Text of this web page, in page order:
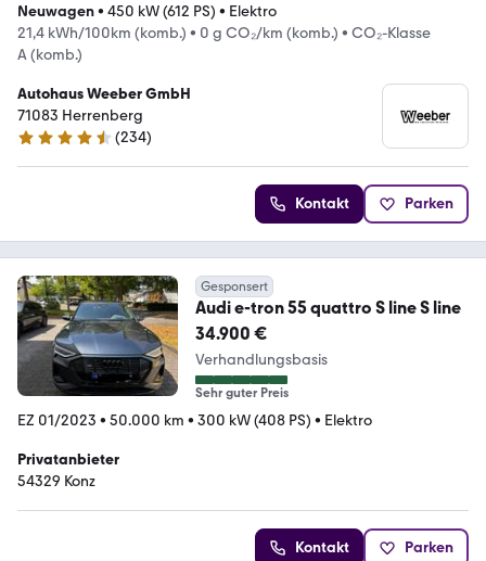
Neuwagen• 450 kW (612 PS) • Elektro
21,4 kWh/100km (komb.) • 0 g CO₂/km (komb.) • CO₂-Klasse
A (komb.)
Autohaus Weeber GmbH
71083 Herrenberg
4.6 Sterne
(234)
Kontakt Parken
Gesponsert
Audi e-tron 55 quattro S line S line
34.900 €
Verhandlungsbasis
Sehr guter Preis
EZ 01/2023 • 50.000 km • 300 kW (408 PS) • Elektro
Privatanbieter
54329 Konz
Kontakt Parken